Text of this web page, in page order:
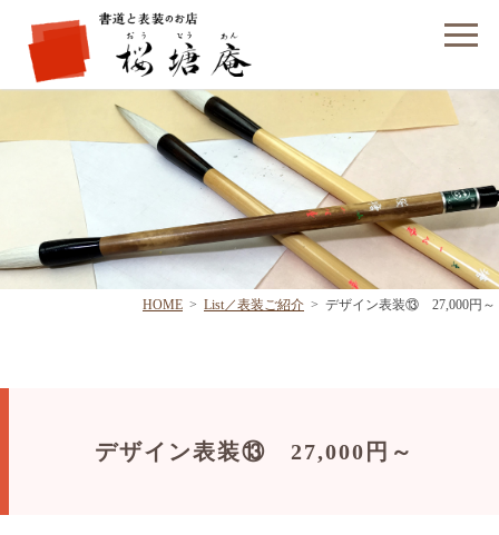
フォームでのお問い合わせ
HOME > List／表装ご紹介 > デザイン表装⑬ 27,000円～
デザイン表装⑬ 27,000円～